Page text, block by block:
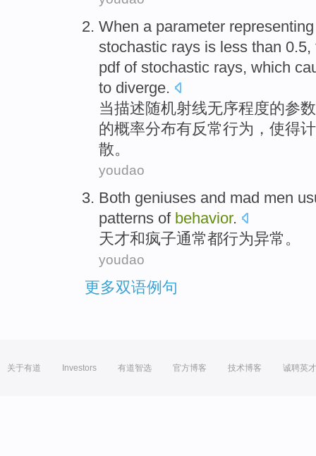
When a parameter representing
stochastic rays is less than 0.5,
pdfof stochastic rays, which
to diverge.
当描述随机射线无序程度的参数
的概率分布有反常行为 ， 使得
散。
youdao
Both geniuses and mad men
patterns of behavior.
天才和疯子通常都行为异常 。
youdao
更多双语例句
关于有道 Investors 有道智选 官方博客 技术博客 诚聘英才